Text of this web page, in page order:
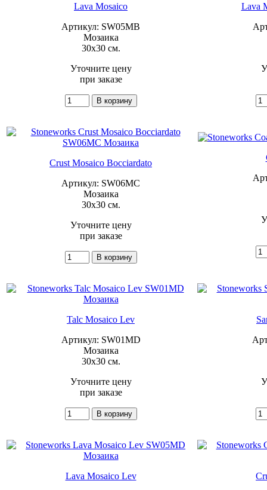
Lava Mosaico
Артикул: SW05MB
Мозаика
30x30 см.
Уточните цену
при заказе
Lava
Crust Mosaico Bocciardato
Артикул: SW06MC
Мозаика
30x30 см.
Уточните цену
при заказе
Talc Mosaico Lev
Артикул: SW01MD
Мозаика
30x30 см.
Уточните цену
при заказе
Lava Mosaico Lev